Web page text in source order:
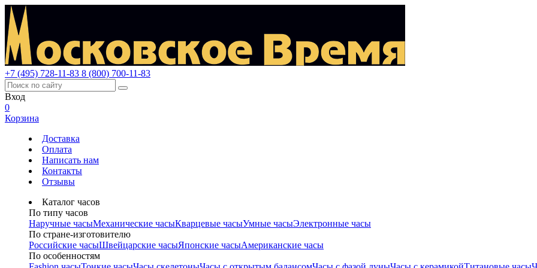
+7 (495) 728-11-83 8 (800) 700-11-83
Вход
0
Корзина
Доставка
Оплата
Написать нам
Контакты
Отзывы
Каталог часов
По типу часов
Наручные часыМеханические часыКварцевые часыУмные часыЭлектронные часы
По стране-изготовителю
Российские часыШвейцарские часыЯпонские часыАмериканские часы
По особенностям